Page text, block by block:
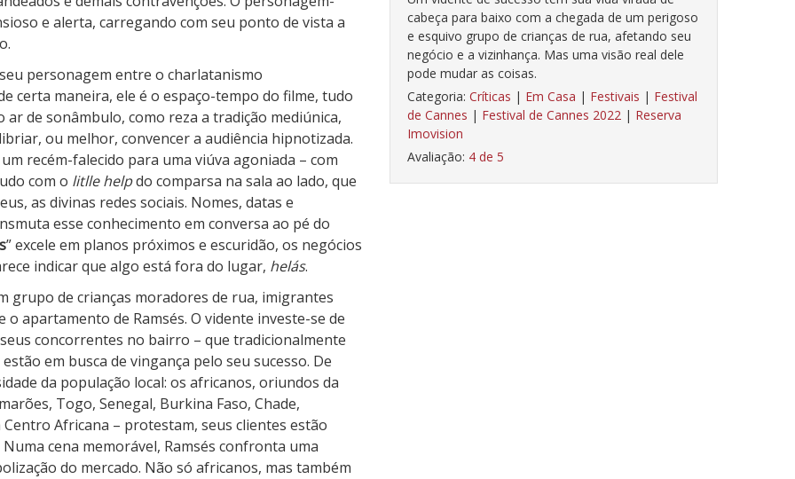
cabeça para baixo com a chegada de um perigoso
e esquivo grupo de crianças de rua, afetando seu
negócio e a vizinhança. Mas uma visão real dele
pode mudar as coisas.
Categoria: Críticas | Em Casa | Festivais | Festival
de Cannes | Festival de Cannes 2022 | Reserva
Imovision
Avaliação: 4 de 5
e alerta, carregando com seu ponto de vista a
personagem entre o charlatanismo
certa maneira, ele é o espaço-tempo do filme, tudo
de sonâmbulo, como reza a tradição mediúnica,
ou melhor, convencer a audiência hipnotizada.
recém-falecido para uma viúva agoniada – com
com o litlle helpdo comparsa na sala ao lado, que
as divinas redes sociais. Nomes, datas e
esse conhecimento em conversa ao pé do
” excele em planos próximos e escuridão, os negócios
indicar que algo está fora do lugar, helás.
grupo de crianças moradores de rua, imigrantes
apartamento de Ramsés. O vidente investe-se de
concorrentes no bairro – que tradicionalmente
em busca de vingança pelo seu sucesso. De
da população local: os africanos, oriundos da
Togo, Senegal, Burkina Faso, Chade,
Africana – protestam, seus clientes estão
cena memorável, Ramsés confronta uma
do mercado. Não só africanos, mas também